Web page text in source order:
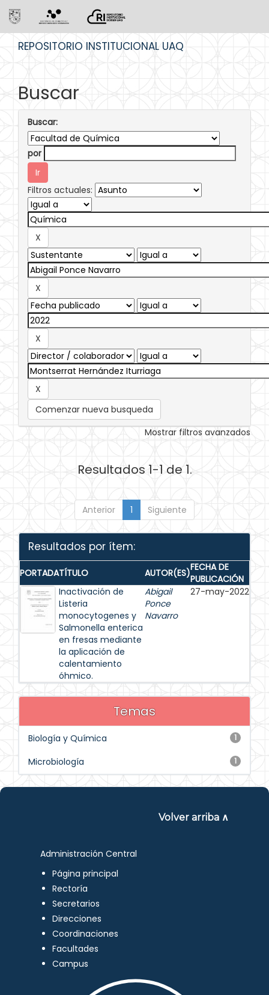
REPOSITORIO INSTITUCIONAL UAQ
Buscar
Buscar:
por
Filtros actuales:
Comenzar nueva busqueda
Mostrar filtros avanzados
Resultados 1-1 de 1.
Anterior 1 Siguiente
Resultados por ítem:
PORTADATÍTULO AUTOR(ES)FECHA DE
PUBLICACIÓN
Inactivación de
Listeria
monocytogenes y
Salmonella enterica
en fresas mediante
la aplicación de
calentamiento
óhmico.
Abigail
Ponce
Navarro
27-may-2022
Temas
1
Biología y Química
1
Microbiología
Volver arriba ∧
Administración Central
Página principal
Rectoría
Secretarios
Direcciones
Coordinaciones
Facultades
Campus